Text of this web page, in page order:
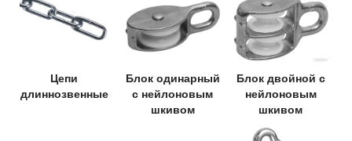
Цепи
длиннозвенные
Блок одинарный
с нейлоновым
шкивом
Блок двойной с
нейлоновым
шкивом